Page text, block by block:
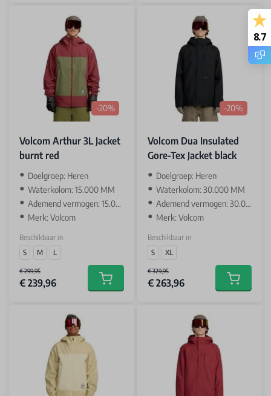
-20%
Volcom Arthur 3L Jacket
burnt red
‌Doelgroep: Heren
Waterkolom: 15.000 MM
Ademend vermogen: 15.000 GR
Merk: Volcom
Beschikbaar in
S
M L
€ 299,95
€ 239,96 Add to cart
-20%
Volcom Dua Insulated
Gore-Tex Jacket black
‌Doelgroep: Heren
Waterkolom: 30.000 MM
Ademend vermogen: 30.000 GR
Merk: Volcom
Beschikbaar in
S
XL
€ 329,95
€ 263,96 Add to
8.7